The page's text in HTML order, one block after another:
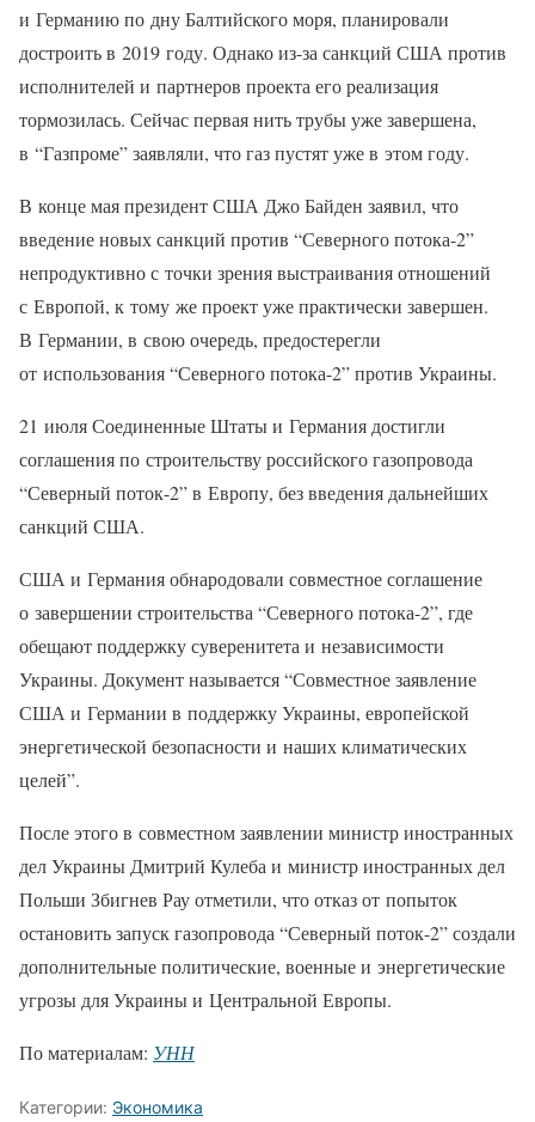
и Германию по дну Балтийского моря, планировали
достроить в 2019 году. Однако из-за санкций США против
исполнителей и партнеров проекта его реализация
тормозилась. Сейчас первая нить трубы уже завершена,
в “Газпроме” заявляли, что газ пустят уже в этом году.
В конце мая президент США Джо Байден заявил, что
введение новых санкций против “Северного потока-2”
непродуктивно с точки зрения выстраивания отношений
с Европой, к тому же проект уже практически завершен.
В Германии, в свою очередь, предостерегли
от использования “Северного потока-2” против Украины.
21 июля Соединенные Штаты и Германия достигли
соглашения по строительству российского газопровода
“Северный поток-2” в Европу, без введения дальнейших
санкций США.
США и Германия обнародовали совместное соглашение
о завершении строительства “Северного потока-2”, где
обещают поддержку суверенитета и независимости
Украины. Документ называется “Совместное заявление
США и Германии в поддержку Украины, европейской
энергетической безопасности и наших климатических
целей”.
После этого в совместном заявлении министр иностранных
дел Украины Дмитрий Кулеба и министр иностранных дел
Польши Збигнев Рау отметили, что отказ от попыток
остановить запуск газопровода “Северный поток-2” создали
дополнительные политические, военные и энергетические
угрозы для Украины и Центральной Европы.
По материалам: УНН
Категории: Экономика